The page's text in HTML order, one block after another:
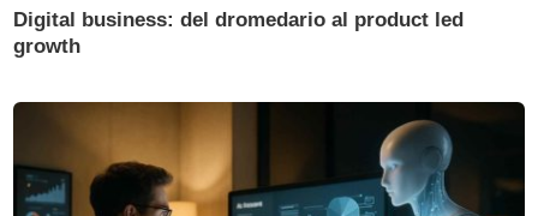
Digital business: del dromedario al product led
growth